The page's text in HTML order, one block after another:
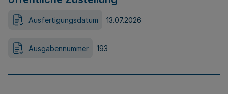
Ausfertigungsdatum 13.07.2026
Ausgabennummer 193